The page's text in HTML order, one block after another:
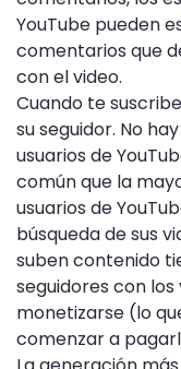
YouTube pueden
comentarios que
con el video.
Cuando te
su seguidor. No
usuarios de
común que la
usuarios de
búsqueda de sus
suben contenido
seguidores con
monetizarse (lo
comenzar a